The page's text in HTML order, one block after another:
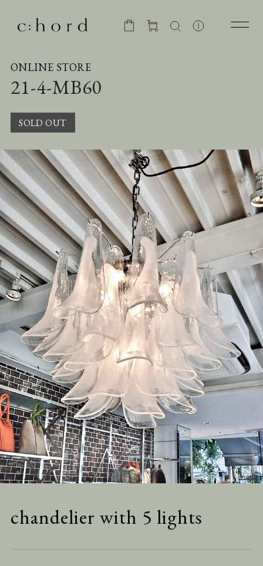
ONLINE STORE
21-4-MB60
chandelier with 5 lights